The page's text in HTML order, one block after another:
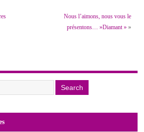
Nous l’aimons, nous vous le
présentons… »Diamant »»